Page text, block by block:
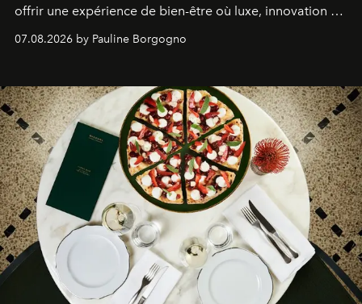
offrir une expérience de bien-être où luxe, innovation et
07.08.2026 by Pauline Borgogno